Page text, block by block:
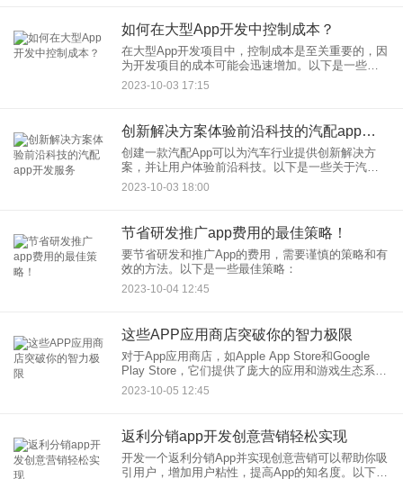
如何在大型App开发中控制成本？
在大型App开发项目中，控制成本是至关重要的，因
为开发项目的成本可能会迅速增加。以下是一些方
法，可以帮助您在大型App开发中有效地控制成本：
2023-10-03 17:15
创新解决方案体验前沿科技的汽配app开发服务
创建一款汽配App可以为汽车行业提供创新解决方
案，并让用户体验前沿科技。以下是一些关于汽配
App开发服务的创新解决方案和功能建议：
2023-10-03 18:00
节省研发推广app费用的最佳策略！
要节省研发和推广App的费用，需要谨慎的策略和有
效的方法。以下是一些最佳策略：
2023-10-04 12:45
这些APP应用商店突破你的智力极限
对于App应用商店，如Apple App Store和Google
Play Store，它们提供了庞大的应用和游戏生态系
统，包括数百万款不同类型的应用程序。这些商店
之所以能够处理如此庞大的数量，是因
2023-10-05 12:45
返利分销app开发创意营销轻松实现
开发一个返利分销App并实现创意营销可以帮助你吸
引用户，增加用户粘性，提高App的知名度。以下是